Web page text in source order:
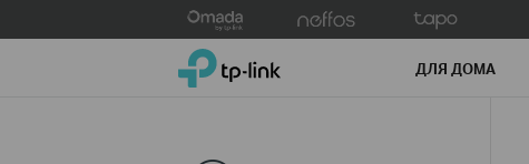
to
TP-Link, Reliably Smart ДЛЯ ДОМА